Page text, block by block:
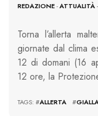
REDAZIONE-ATTUALITÀ
Torna l’allerta
giornate dal clima
12 di domani (16
12 ore, la
TAGS: #ALLERTA #